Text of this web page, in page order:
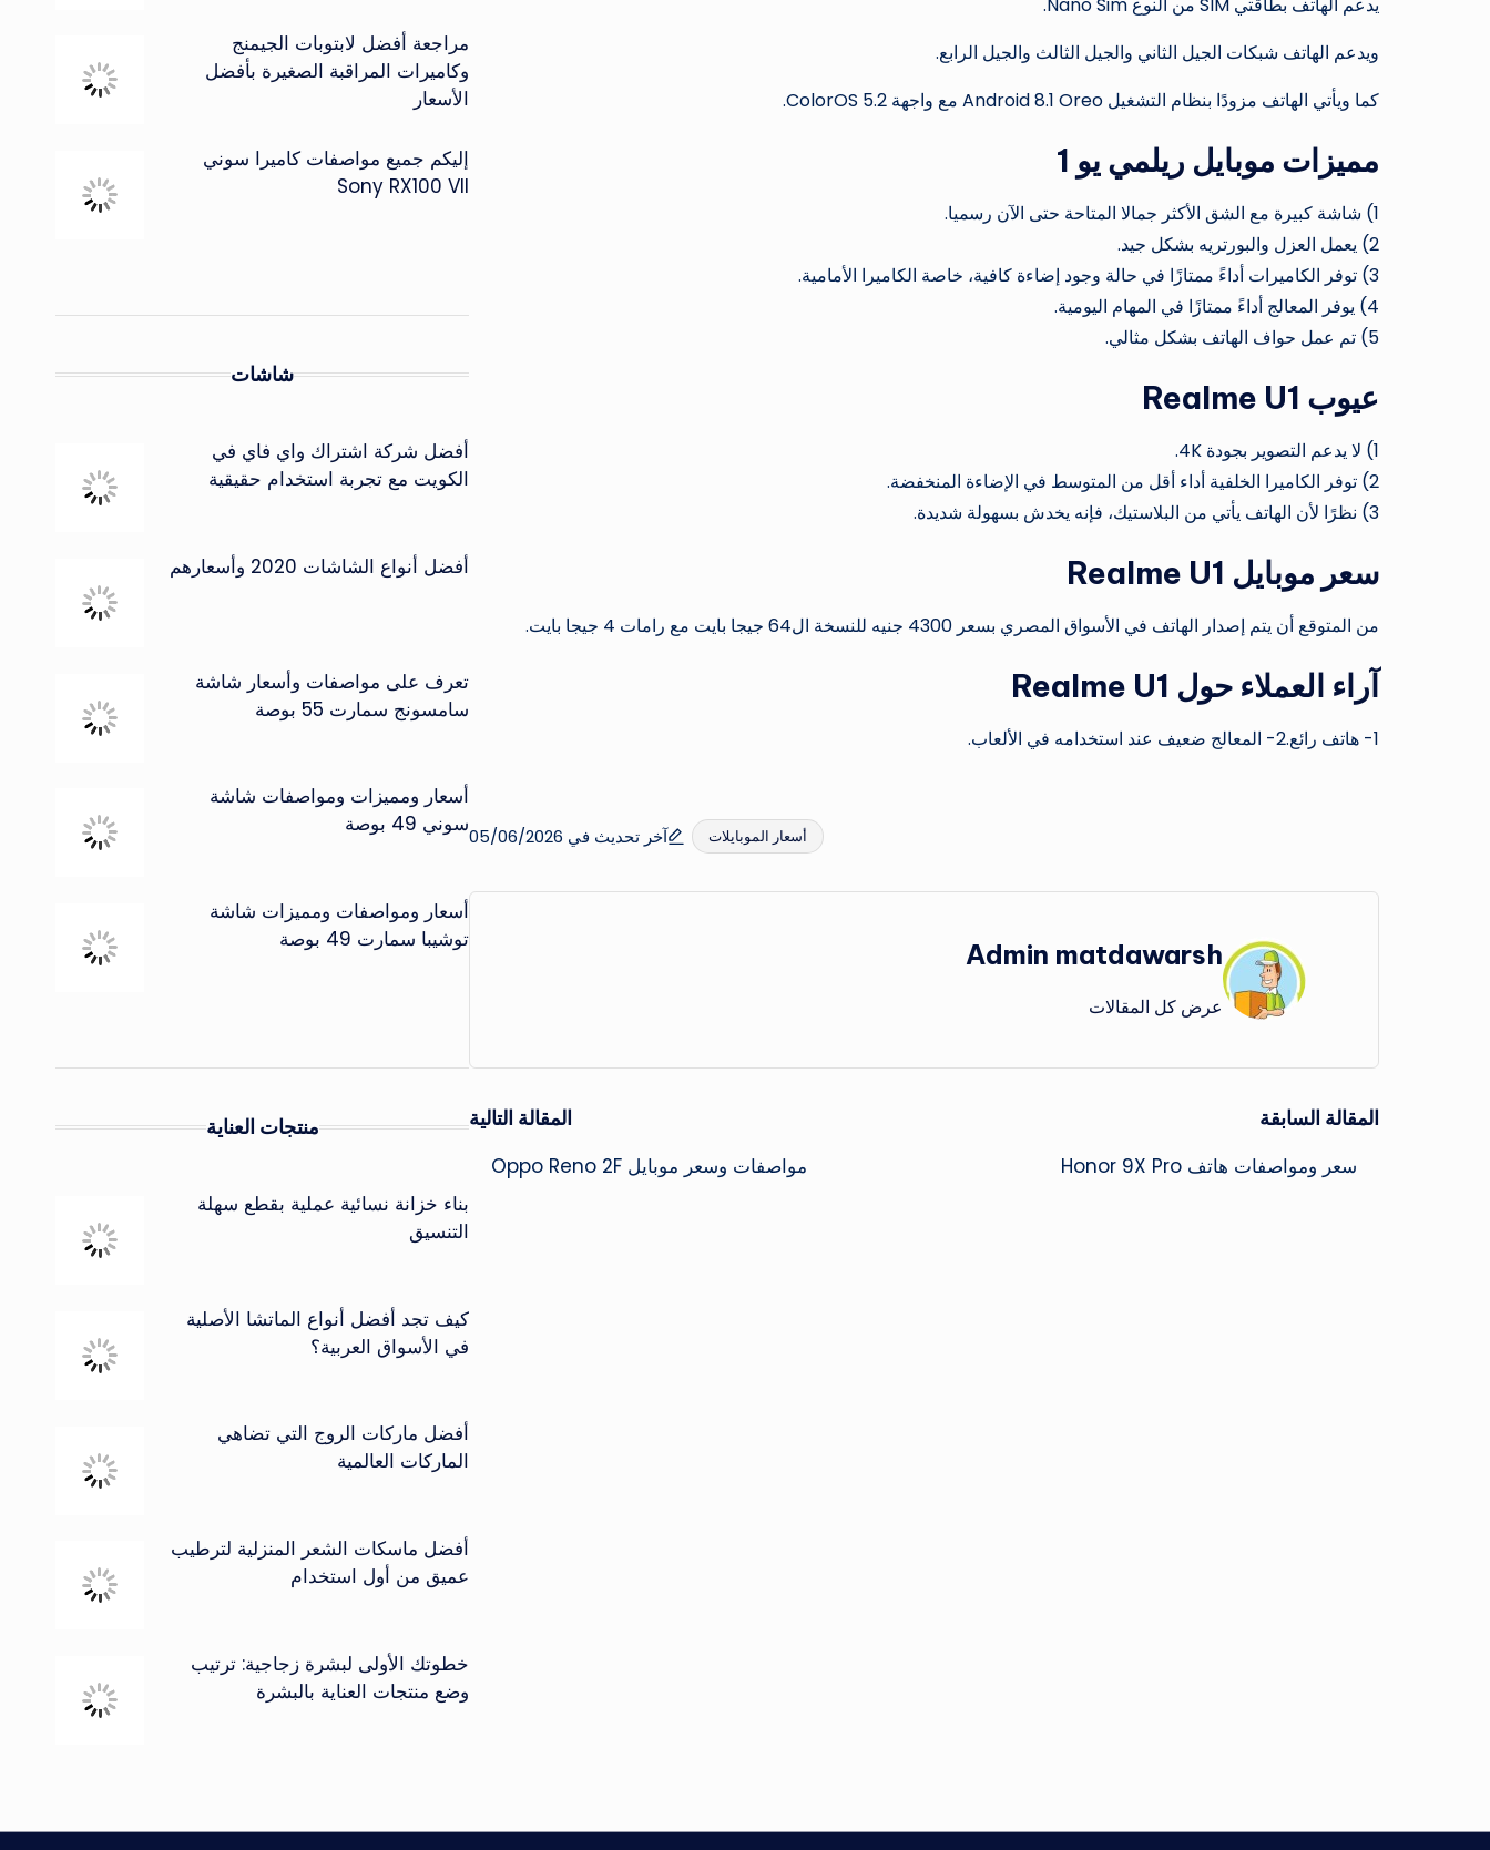
ويدعم الهاتف شبكات الجيل الثاني والجيل الثالث والجيل الرابع.
كما ويأتي الهاتف مزودًا بنظام التشغيل Android 8.1 Oreo مع واجهة ColorOS 5.2.
مميزات موبايل ريلمي يو 1
1) شاشة كبيرة مع الشق الأكثر جمالا المتاحة حتى الآن رسميا.
2) يعمل العزل والبورتريه بشكل جيد.
3) توفر الكاميرات أداءً ممتازًا في حالة وجود إضاءة كافية، خاصة الكاميرا الأمامية.
4) يوفر المعالج أداءً ممتازًا في المهام اليومية.
5) تم عمل حواف الهاتف بشكل مثالي.
عيوب Realme U1
1) لا يدعم التصوير بجودة 4K.
2) توفر الكاميرا الخلفية أداء أقل من المتوسط ​​في الإضاءة المنخفضة.
3) نظرًا لأن الهاتف يأتي من البلاستيك، فإنه يخدش بسهولة شديدة.
سعر موبايل Realme U1
من المتوقع أن يتم إصدار الهاتف في الأسواق المصري بسعر 4300 جنيه للنسخة ال64 جيجا بايت مع رامات 4 جيجا بايت.
آراء العملاء حول Realme U1
1- هاتف رائع.2- المعالج ضعيف عند استخدامه في الألعاب.
أسعار الموبايلات آخر تحديث في 05/06/2026
Admin matdawarsh
عرض كل المقالات
تصفّح
المقالات
المقالة السابقة
سعر ومواصفات هاتف Honor 9X Pro
المقالة التالية
مواصفات وسعر موبايل Oppo Reno 2F
مراجعة أفضل لابتوبات الجيمنج
وكاميرات المراقبة الصغيرة بأفضل
الأسعار
إليكم جميع مواصفات كاميرا سوني
Sony RX100 VII
شاشات
أفضل شركة اشتراك واي فاي في
الكويت مع تجربة استخدام حقيقية
أفضل أنواع الشاشات 2020 وأسعارهم
تعرف على مواصفات وأسعار شاشة
سامسونج سمارت 55 بوصة
أسعار ومميزات ومواصفات شاشة
سوني 49 بوصة
أسعار ومواصفات ومميزات شاشة
توشيبا سمارت 49 بوصة
منتجات العناية
بناء خزانة نسائية عملية بقطع سهلة
التنسيق
كيف تجد أفضل أنواع الماتشا الأصلية
في الأسواق العربية؟
أفضل ماركات الروج التي تضاهي
الماركات العالمية
أفضل ماسكات الشعر المنزلية لترطيب
عميق من أول استخدام
خطوتك الأولى لبشرة زجاجية: ترتيب
وضع منتجات العناية بالبشرة